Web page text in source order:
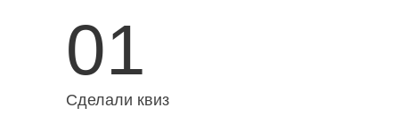
01
Сделали квиз